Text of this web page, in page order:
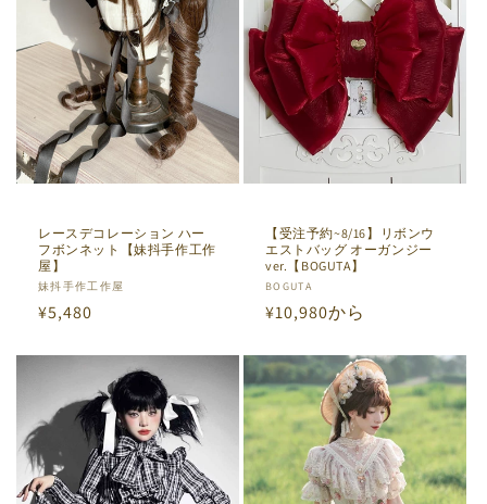
レースデコレーション ハー
フボンネット【妹抖手作工作
屋】
販
売
妹抖手作工作屋
通
¥5,480
【受注予約~8/16】リボンウ
エストバッグ オーガンジー
ver.【BOGUTA】
販
売
BOGUTA
通
価
格
¥10,980から